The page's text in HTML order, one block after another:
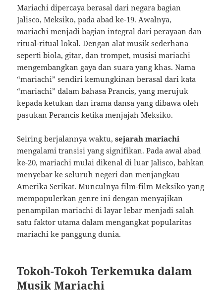
Mariachi dipercaya berasal dari negara bagian
Jalisco, Meksiko, pada abad ke-19. Awalnya,
mariachi menjadi bagian integral dari perayaan dan
ritual-ritual lokal. Dengan alat musik sederhana
seperti biola, gitar, dan trompet, musisi mariachi
mengembangkan gaya dan suara yang khas. Nama
“mariachi” sendiri kemungkinan berasal dari kata
“mariachi” dalam bahasa Prancis, yang merujuk
kepada ketukan dan irama dansa yang dibawa oleh
pasukan Perancis ketika menjajah Meksiko.
Seiring berjalannya waktu,sejarah mariachi
mengalami transisi yang signifikan. Pada awal abad
ke-20, mariachi mulai dikenal di luar Jalisco, bahkan
menyebar ke seluruh negeri dan menjangkau
Amerika Serikat. Munculnya film-film Meksiko yang
mempopulerkan genre ini dengan menyajikan
penampilan mariachi di layar lebar menjadi salah
satu faktor utama dalam mengangkat popularitas
mariachi ke panggung dunia.
Tokoh-Tokoh Terkemuka dalam
Musik Mariachi